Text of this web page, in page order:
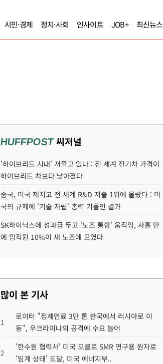
시민·경제 정치·사회 인사이트 JOB+ 최신뉴스
HUFFPOST씨저널
'하이브리드 시대' 저물고 있나 : 전 세계 전기차 가격이
하이브리드 차보다 낮아졌다
중국, 미국 제치고 전 세계 R&D 지출 1위에 올랐다 : 미
국의 규제에 '기술 자립' 총력 기울인 결과
SK하이닉스에 성과급 두고 '노조 통합' 움직임, 사흘 만
에 임직원 10%이 새 노조에 모였다
많이 본 기사
1
로이터 "정제연료 3만 톤 한국에서 러시아로 이
동", 우크라이나의 공격에 수요 늘어
2
'한수원 협력사' 미국 오클로 SMR 연구용 원자로
'임계 상태' 도달, 미국 에너지부..